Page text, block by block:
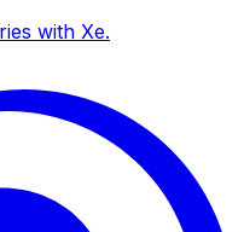
with Xe.